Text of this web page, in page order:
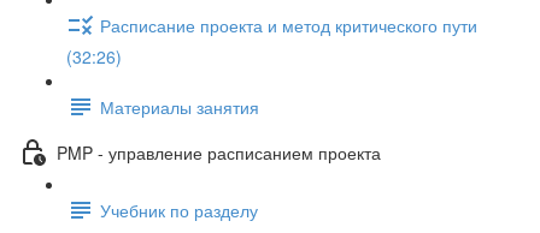
Расписание проекта и метод критического пути
(32:26)
Материалы занятия
PMP - управление расписанием проекта
Учебник по разделу